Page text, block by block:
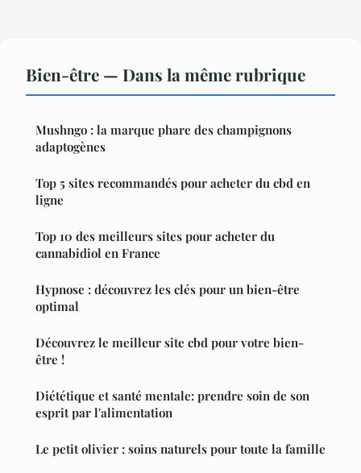
Bien-être — Dans la même rubrique
Mushngo : la marque phare des champignons
adaptogènes
Top 5 sites recommandés pour acheter du cbd en
ligne
Top 10 des meilleurs sites pour acheter du
cannabidiol en France
Hypnose : découvrez les clés pour un bien-être
optimal
Découvrez le meilleur site cbd pour votre bien-
être !
Diététique et santé mentale: prendre soin de son
esprit par l'alimentation
Le petit olivier : soins naturels pour toute la famille